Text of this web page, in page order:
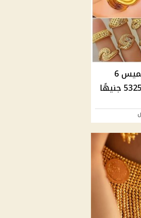
استقرار سعر الذهب اليوم الخميس 6